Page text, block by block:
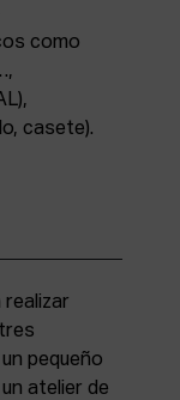
como
casete).
realizar
pequeño
atelier de